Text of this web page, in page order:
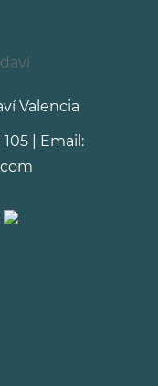
Valencia
105 | Email: